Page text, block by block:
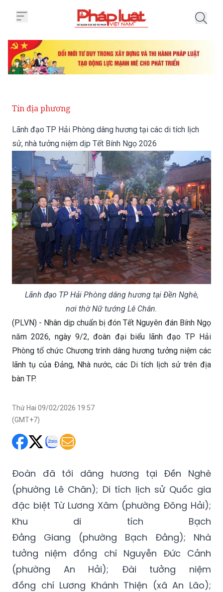
Tin địa phương
Lãnh đạo TP Hải Phòng dâng hương tại các di tích lịch
sử, nhà tưởng niệm dịp Tết Bính Ngọ 2026
Lãnh đạo TP Hải Phòng dâng hương tại Đền Nghè,
nơi thờ Nữ tướng Lê Chân.
(PLVN) - Nhân dịp chuẩn bị đón Tết Nguyên đán Bính Ngọ
năm 2026, ngày 9/2, đoàn đại biểu lãnh đạo TP Hải
Phòng tổ chức Chương trình dâng hương tưởng niệm các
lãnh tụ của Đảng, Nhà nước, các Di tích lịch sử trên địa
bàn TP.
Thứ Hai 09/02/2026 19:57
(GMT+7)
Đoàn đã tới dâng hương tại Đền Nghè
(phường Lê Chân); Di tích lịch sử Quốc gia
đặc biệt Từ Lương Xâm (phường Đông Hải);
Khu di tích Bạch
Đằng Giang (phường Bạch Đằng); Nhà
tưởng niệm đồng chí Nguyễn Đức Cảnh
(phường An Hải); Đài tưởng niệm
đồng chí Lương Khánh Thiện (xã An Lão);